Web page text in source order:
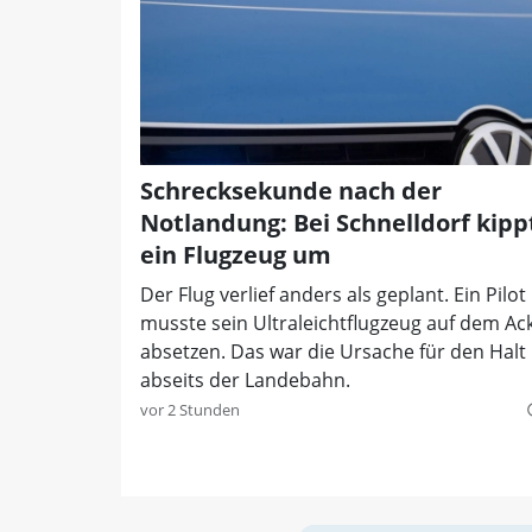
Schrecksekunde nach der
Notlandung: Bei Schnelldorf
ein Flugzeug um
Der Flug verlief anders als geplant. Ein Pilot
musste sein Ultraleichtflugzeug auf dem
absetzen. Das war die Ursache für den Halt
abseits der Landebahn.
vor 2 Stunden